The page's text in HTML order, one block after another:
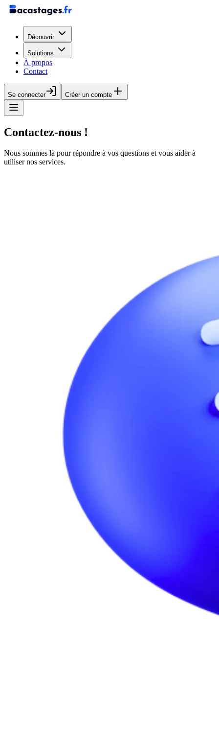
Découvrir
Solutions
À propos
Contact
Se connecter Créer un compte
Contactez-nous !
Nous sommes là pour répondre à vos questions et vous aider à
utiliser nos services.